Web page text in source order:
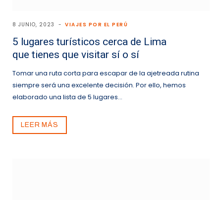
8 JUNIO, 2023 VIAJES POR EL PERÚ
5 lugares turísticos cerca de Lima
que tienes que visitar sí o sí
Tomar una ruta corta para escapar de la ajetreada rutina
siempre será una excelente decisión. Por ello, hemos
elaborado una lista de 5 lugares…
LEER MÁS